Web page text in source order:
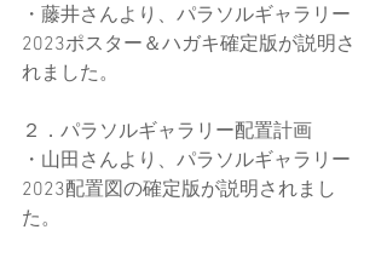
・藤井さんより、パラソルギャラリー
2023ポスター＆ハガキ確定版が説明さ
れました。
２．パラソルギャラリー配置計画
・山田さんより、パラソルギャラリー
2023配置図の確定版が説明されまし
た。